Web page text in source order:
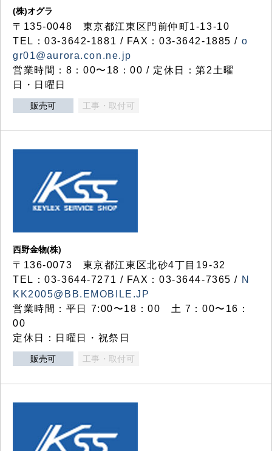
(株)オグラ
〒135-0048 東京都江東区門前仲町1-13-10
TEL：03-3642-1881 / FAX：03-3642-1885 / o
gr01@aurora.con.ne.jp
営業時間：8：00〜18：00 / 定休日：第2土曜
日・日曜日
販売可 工事・取付可
西野金物(株)
〒136-0073 東京都江東区北砂4丁目19-32
TEL：03‐3644‐7271 / FAX：03-3644-7365 / N
KK2005@BB.EMOBILE.JP
営業時間：平日 7:00〜18：00 土 7：00〜16：
00
定休日：日曜日・祝祭日
販売可 工事・取付可